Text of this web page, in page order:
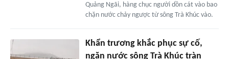
Quảng Ngãi, hàng chục người dồn cát vào bao
chặn nước chảy ngược từ sông Trà Khúc vào.
Khẩn trương khắc phục sự cố,
ngăn nước sông Trà Khúc tràn